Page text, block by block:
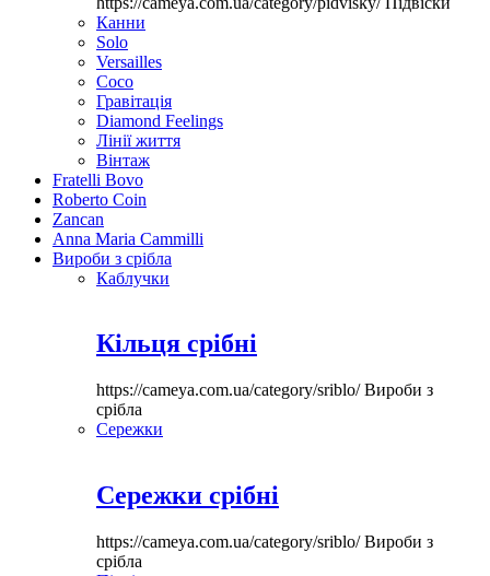
Канни
Solo
Versailles
Coco
Гравітація
Diamond Feelings
Лінії життя
Вінтаж
Fratelli Bovo
Roberto Coin
Zancan
Anna Maria Cammilli
Вироби з срібла
Каблучки
Кільця срібні
https://cameya.com.ua/category/sriblo/Вироби з
срібла
Сережки
Сережки срібні
https://cameya.com.ua/category/sriblo/Вироби з
срібла